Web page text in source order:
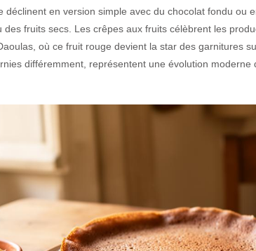
déclinent en version simple avec du chocolat fondu ou
des fruits secs. Les crêpes aux fruits célèbrent les
où ce fruit rouge devient la star des garnitures
différemment, représentent une évolution